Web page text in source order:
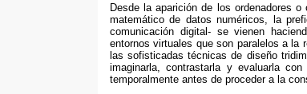
Desde la aparición de los ordenadores
matemático de datos numéricos, la
comunicación digital- se vienen
entornos virtuales que son paralelos a la
las sofisticadas técnicas de diseño
imaginarla, contrastarla y evaluarla
temporalmente antes de proceder a la